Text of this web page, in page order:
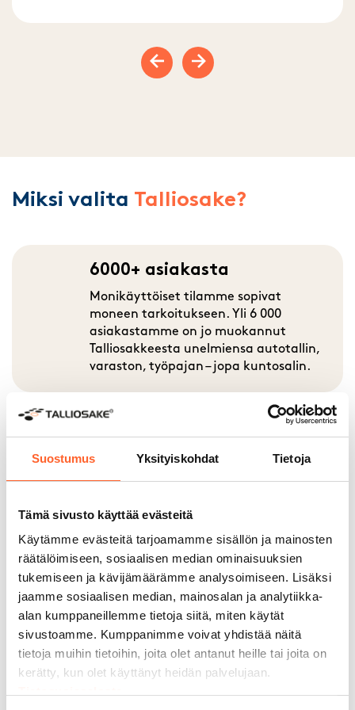
Suostumus Yksityiskohdat Tietoja
Tämä sivusto käyttää evästeitä
Käytämme evästeitä tarjoamamme sisällön ja mainosten
räätälöimiseen, sosiaalisen median ominaisuuksien
tukemiseen ja kävijämäärämme analysoimiseen. Lisäksi
jaamme sosiaalisen median, mainosalan ja analytiikka-
alan kumppaneillemme tietoja siitä, miten käytät
sivustoamme. Kumppanimme voivat yhdistää näitä
tietoja muihin tietoihin, joita olet antanut heille tai joita on
kerätty, kun olet käyttänyt heidän palvelujaan.
Previous slide
Next slide
Miksi valita Talliosake?
6000+ asiakasta
Monikäyttöiset tilamme sopivat
moneen tarkoitukseen. Yli 6 000
asiakastamme on jo muokannut
Talliosakkeesta unelmiensa autotallin,
varaston, työpajan – jopa kuntosalin.
200 000 m² rakennettuja
Monikäyttöiset tilamme sopivat
moneen tarkoitukseen. Yli 6 000
asiakastamme on jo muokannut
Talliosakkeesta unelmiensa autotallin,
varaston, työpajan – jopa kuntosalin.